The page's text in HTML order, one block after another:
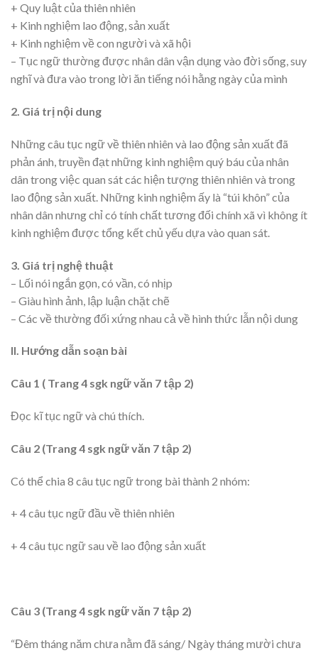
+ Quy luật của thiên nhiên
+ Kinh nghiệm lao động, sản xuất
+ Kinh nghiệm về con người và xã hội
– Tục ngữ thường được nhân dân vận dụng vào đời sống, suy
nghĩ và đưa vào trong lời ăn tiếng nói hằng ngày của mình
2. Giá trị nội dung
Những câu tục ngữ về thiên nhiên và lao động sản xuất đã
phản ánh, truyền đạt những kinh nghiệm quý báu của nhân
dân trong việc quan sát các hiện tượng thiên nhiên và trong
lao động sản xuất. Những kinh nghiệm ấy là “túi khôn” của
nhân dân nhưng chỉ có tính chất tương đối chính xã vì không ít
kinh nghiệm được tổng kết chủ yếu dựa vào quan sát.
3. Giá trị nghệ thuật
– Lối nói ngắn gọn, có vần, có nhịp
– Giàu hình ảnh, lập luận chặt chẽ
– Các về thường đối xứng nhau cả về hình thức lẫn nội dung
II. Hướng dẫn soạn bài
Câu 1 ( Trang 4 sgk ngữ văn 7 tập 2)
Đọc kĩ tục ngữ và chú thích.
Câu 2 (Trang 4 sgk ngữ văn 7 tập 2)
Có thể chia 8 câu tục ngữ trong bài thành 2 nhóm:
+ 4 câu tục ngữ đầu về thiên nhiên
+ 4 câu tục ngữ sau về lao động sản xuất
Câu 3 (Trang 4 sgk ngữ văn 7 tập 2)
“Đêm tháng năm chưa nằm đã sáng/ Ngày tháng mười chưa